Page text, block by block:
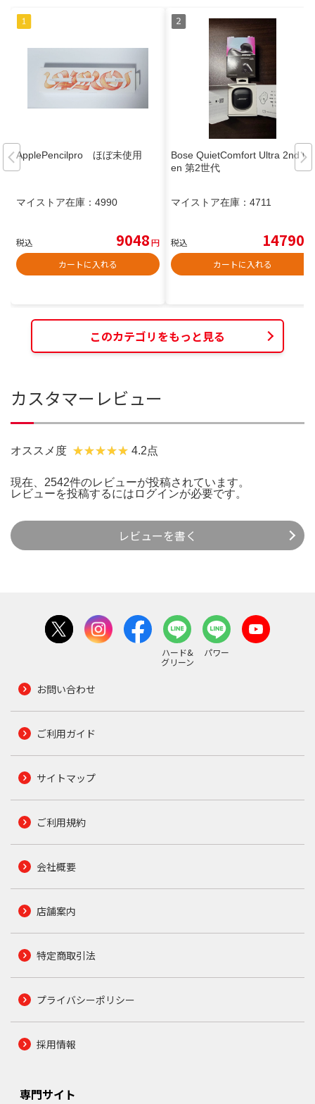
ApplePencilpro ほぼ未使用
マイストア在庫： 4990
税込 9048円
カートに入れる
Bose QuietComfort Ultra 2nd G
en 第2世代
マイストア在庫： 4711
税込 14790
カートに入れる
このカテゴリをもっと見る
カスタマーレビュー
オススメ度 4.2点
現在、2542件のレビューが投稿されています。
レビューを投稿するには ログインが必要です。
レビューを書く
ハード&
グリーン
パワー
お問い合わせ
ご利用ガイド
サイトマップ
ご利用規約
会社概要
店舗案内
特定商取引法
プライバシーポリシー
採用情報
専門サイト